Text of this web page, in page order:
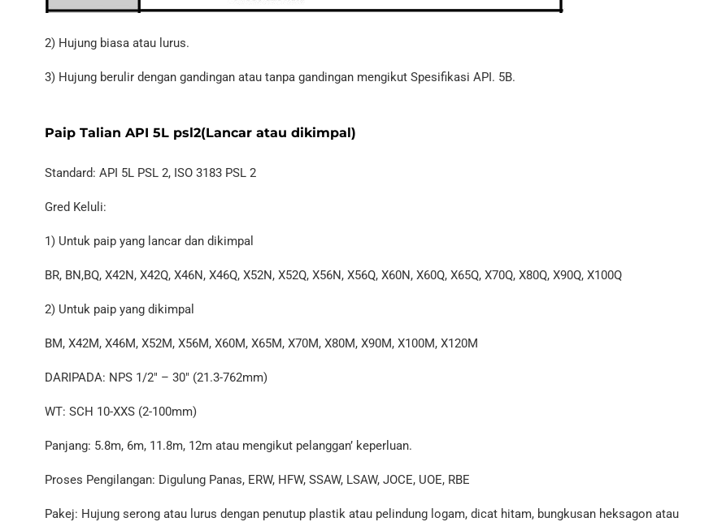
2) Hujung biasa atau lurus.
3) Hujung berulir dengan gandingan atau tanpa gandingan mengikut Spesifikasi API. 5B.
Paip Talian API 5L psl2(Lancar atau dikimpal)
Standard: API 5L PSL 2, ISO 3183 PSL 2
Gred Keluli:
1) Untuk paip yang lancar dan dikimpal
BR, BN,BQ, X42N, X42Q, X46N, X46Q, X52N, X52Q, X56N, X56Q, X60N, X60Q, X65Q, X70Q, X80Q, X90Q, X100Q
2) Untuk paip yang dikimpal
BM, X42M, X46M, X52M, X56M, X60M, X65M, X70M, X80M, X90M, X100M, X120M
DARIPADA: NPS 1/2″ – 30″ (21.3-762mm)
WT: SCH 10-XXS (2-100mm)
Panjang: 5.8m, 6m, 11.8m, 12m atau mengikut pelanggan’ keperluan.
Proses Pengilangan: Digulung Panas, ERW, HFW, SSAW, LSAW, JOCE, UOE, RBE
Pakej: Hujung serong atau lurus dengan penutup plastik atau pelindung logam, dicat hitam, bungkusan heksagon atau